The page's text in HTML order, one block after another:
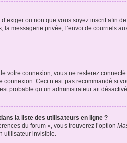
ou non que vous soyez inscrit
messagerie privée, l’envoi de courriels
votre connexion, vous ne resterez
Ceci n’est pas recommandé si
probable qu’un administrateur ait
la liste des utilisateurs en ligne ?
du forum », vous trouverez l’option
utilisateur invisible.